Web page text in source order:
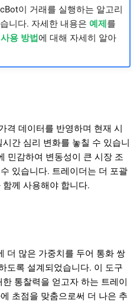
이 거래를 실행하는 알고리
니다. 자세한 내용은 예제 를
용 방법에 대해 자세히 알아
격 데이터를 반영하며 현재 시
간 심리 변화를 놓칠 수 있습니
민감하여 변동성이 큰 시장 조
있습니다. 트레이더는 더 포괄
께 사용해야 합니다.
더 많은 가중치를 두어 통화 쌍
도록 설계되었습니다. 이 도구
통찰력을 얻고자 하는 트레이
초점을 맞춤으로써 더 나은 추